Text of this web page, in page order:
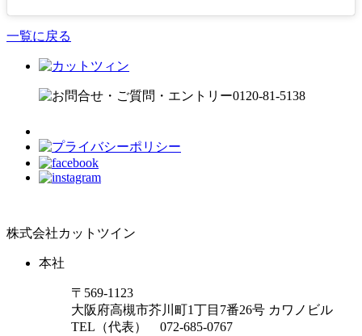
一覧に戻る
株式会社カットツイン
本社
〒569-1123
大阪府高槻市芥川町1丁目7番26号 カワノビル
TEL（代表） 072-685-0767